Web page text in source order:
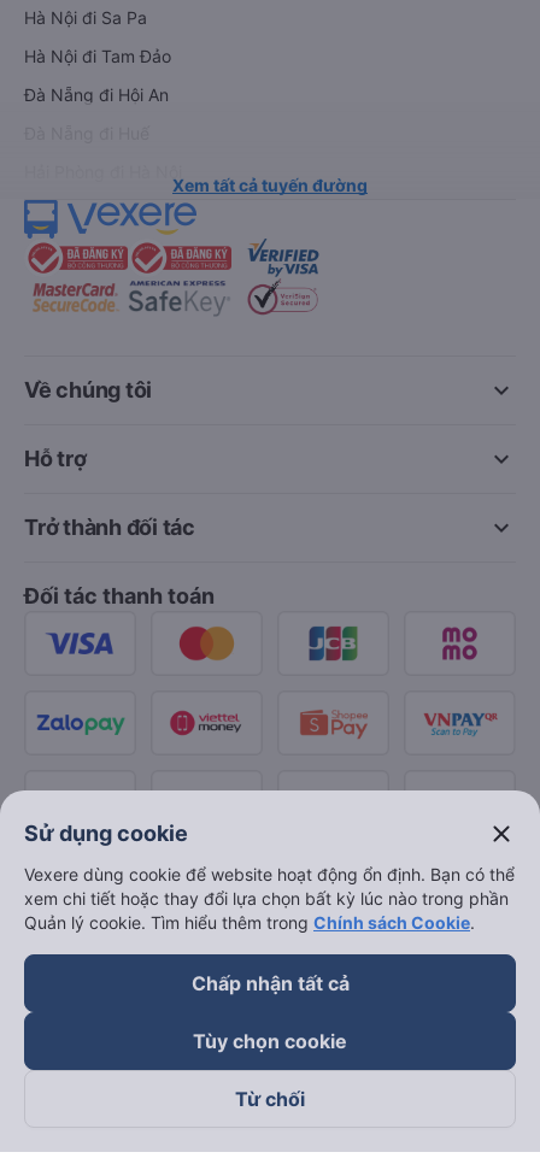
Hà Nội đi Sa Pa
Hà Nội đi Tam Đảo
Đà Nẵng đi Hội An
Xem tất cả tuyến đường
keyboard_arrow_down
Về chúng tôi
keyboard_arrow_down
Hỗ trợ
keyboard_arrow_down
Trở thành đối tác
Đối tác thanh toán
Theo dõi chúng tôi trên
Sử dụng cookie close
Vexere dùng cookie để website hoạt động ổn định. Bạn có thể
xem chi tiết hoặc thay đổi lựa chọn bất kỳ lúc nào trong phần
Quản lý cookie. Tìm hiểu thêm trong Chính sách Cookie.
Chấp nhận tất cả
Tùy chọn cookie
Từ chối